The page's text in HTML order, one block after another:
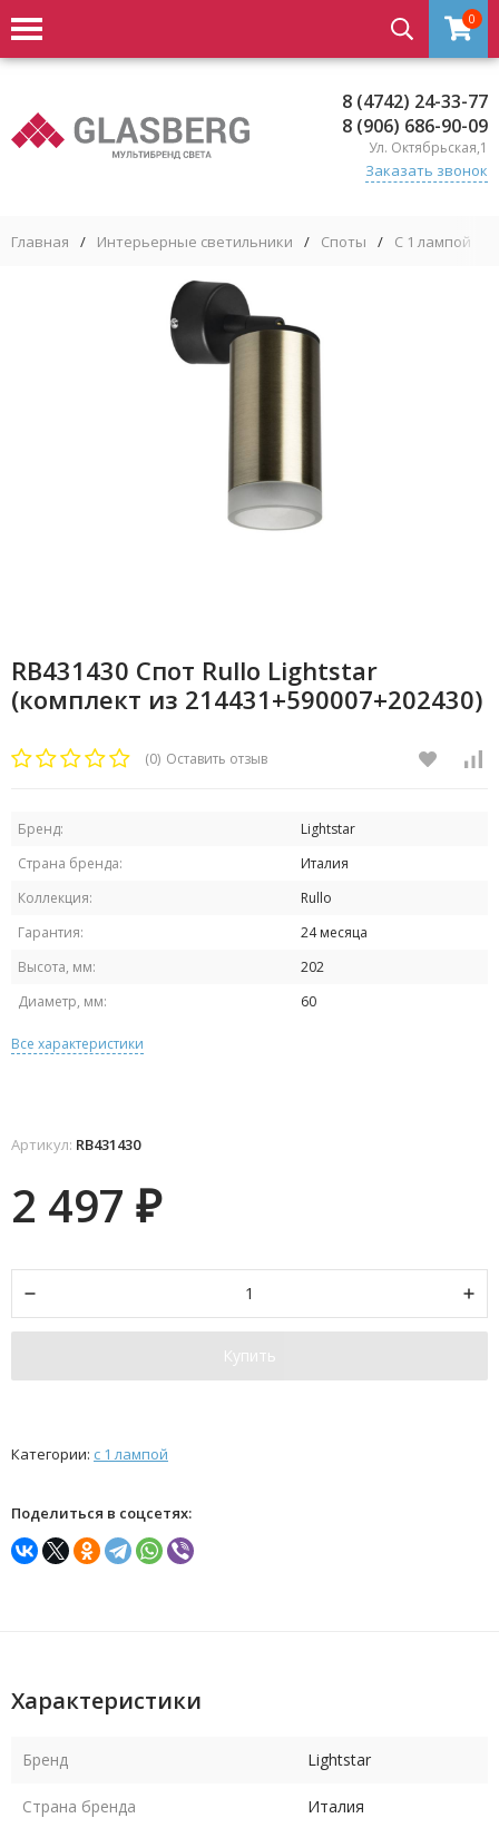
0
8 (4742) 24-33-77
8 (906) 686-90-09
Ул. Октябрьская,1
Заказать звонок
Главная / Интерьерные светильники / Споты / С 1 лампой
RB431430 Спот Rullo Lightstar
(комплект из 214431+590007+202430)
(0) Оставить отзыв
Бренд:
Lightstar
Страна бренда:
Италия
Коллекция:
Rullo
Гарантия:
24 месяца
Высота, мм:
202
Диаметр, мм:
60
Все характеристики
Артикул: RB431430
2 497 ₽
Купить
Категории: с 1 лампой
Поделиться в соцсетях:
Характеристики
Бренд Lightstar
Страна бренда Италия